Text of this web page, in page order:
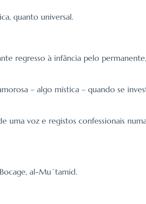
quanto universal.
regresso à infância pelo
– algo mística – quando se
uma voz e registos confessionais
al-Mu´tamid.